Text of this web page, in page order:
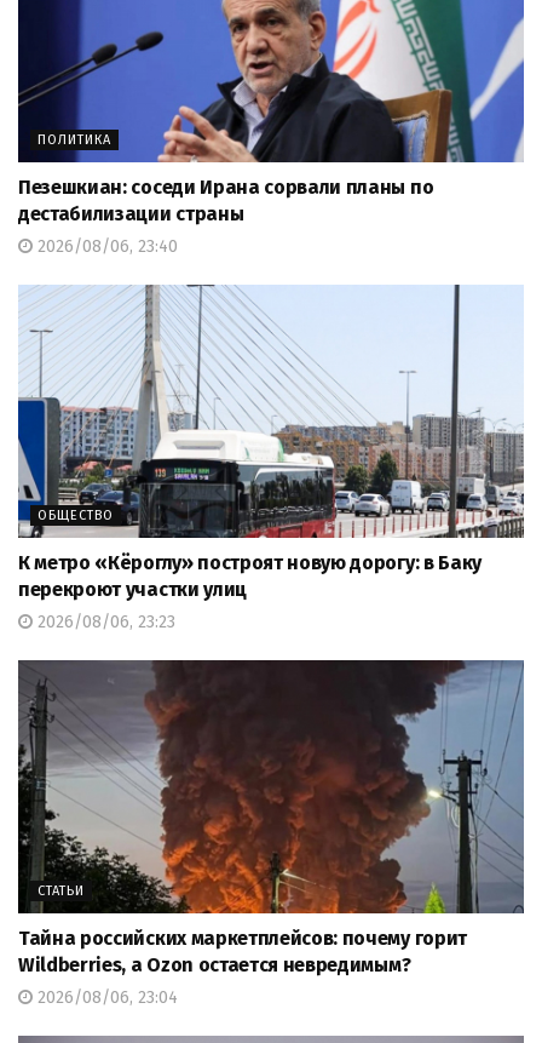
ПОЛИТИКА
Пезешкиан: соседи Ирана сорвали планы по
дестабилизации страны
2026/08/06, 23:40
ОБЩЕСТВО
К метро «Кёроглу» построят новую дорогу: в Баку
перекроют участки улиц
2026/08/06, 23:23
СТАТЬИ
Тайна российских маркетплейсов: почему горит
Wildberries, а Ozon остается невредимым?
2026/08/06, 23:04